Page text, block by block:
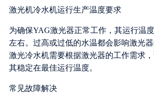
激光机冷水机运行生产温度要求
为确保YAG激光器正常工作，其运行温
左右。过高或过低的水温都会影响激光器
激光冷水机需要根据激光器的工作需求
其稳定在最佳运行温度。
常见故障解决